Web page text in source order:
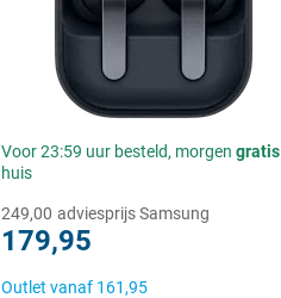
Voor 23:59 uur besteld, morgengratis
huis
249,00 adviesprijs Samsung
179,95
Outlet vanaf 161,95